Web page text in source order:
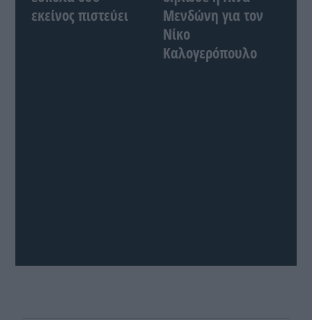
εκείνος πιστεύει
Μενδώνη για τον
Νίκο
Καλογερόπουλο